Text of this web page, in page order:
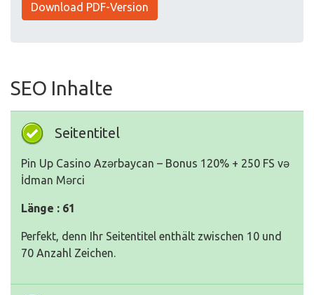
Download PDF-Version
SEO Inhalte
Seitentitel
Pin Up Casino Azərbaycan – Bonus 120% + 250 FS və
İdman Mərci
Länge : 61
Perfekt, denn Ihr Seitentitel enthält zwischen 10 und
70 Anzahl Zeichen.